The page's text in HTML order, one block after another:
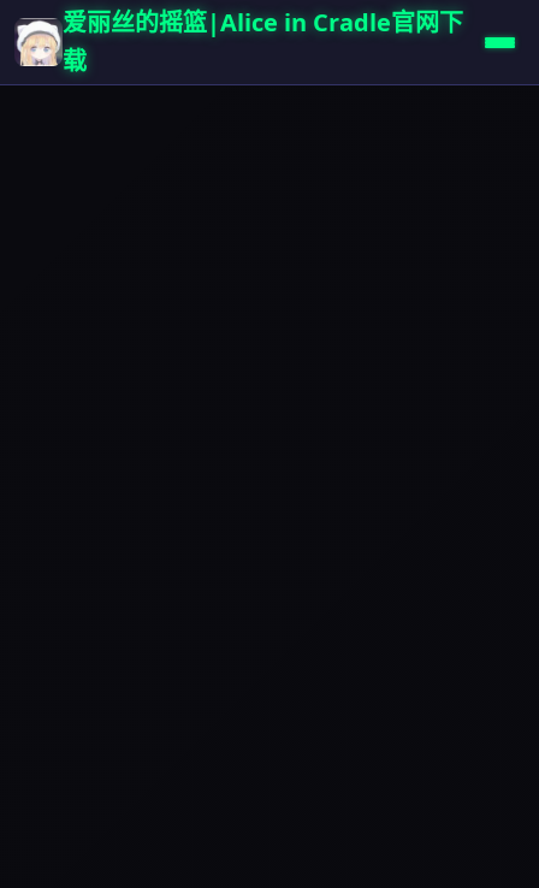
爱丽丝的摇篮|Alice in Cradle官网下
载